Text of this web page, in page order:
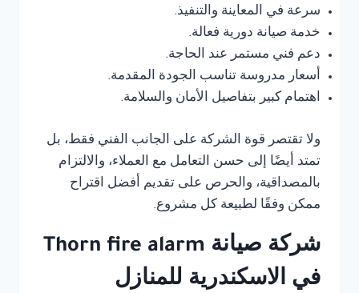
سرعة في المعاينة والتنفيذ.
خدمة صيانة دورية فعالة.
دعم فني مستمر عند الحاجة.
أسعار مدروسة تناسب الجودة المقدمة.
اهتمام كبير بتفاصيل الأمان والسلامة.
ولا تقتصر قوة الشركة على الجانب الفني فقط، بل
تمتد أيضًا إلى حسن التعامل مع العملاء، والالتزام
بالمصداقية، والحرص على تقديم أفضل اقتراح
ممكن وفقًا لطبيعة كل مشروع.
شركة صيانة Thorn fire alarm
في الاسكندرية للمنازل